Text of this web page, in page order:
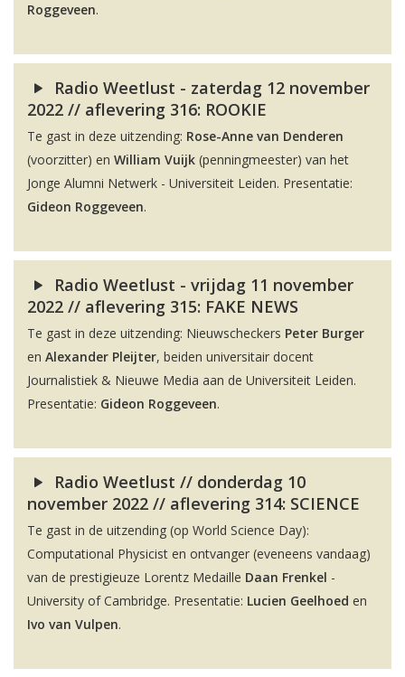
Roggeveen.
Radio Weetlust - zaterdag 12 november
2022 // aflevering 316: ROOKIE
Te gast in deze uitzending: Rose-Anne van Denderen
(voorzitter) en William Vuijk (penningmeester) van het
Jonge Alumni Netwerk - Universiteit Leiden. Presentatie:
Gideon Roggeveen.
Radio Weetlust - vrijdag 11 november
2022 // aflevering 315: FAKE NEWS
Te gast in deze uitzending: Nieuwscheckers Peter Burger
en Alexander Pleijter, beiden universitair docent
Journalistiek & Nieuwe Media aan de Universiteit Leiden.
Presentatie: Gideon Roggeveen.
Radio Weetlust // donderdag 10
november 2022 // aflevering 314: SCIENCE
Te gast in de uitzending (op World Science Day):
Computational Physicist en ontvanger (eveneens vandaag)
van de prestigieuze Lorentz Medaille Daan Frenkel -
University of Cambridge. Presentatie: Lucien Geelhoed en
Ivo van Vulpen.